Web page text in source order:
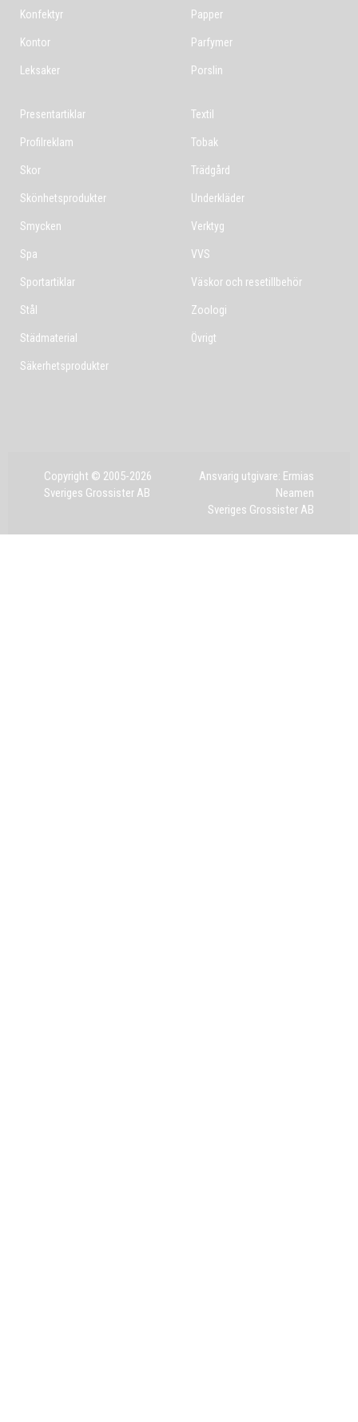
Konfektyr
Kontor
Leksaker
Papper
Parfymer
Porslin
Presentartiklar
Profilreklam
Skor
Skönhetsprodukter
Smycken
Spa
Sportartiklar
Stål
Städmaterial
Säkerhetsprodukter
Textil
Tobak
Trädgård
Underkläder
Verktyg
VVS
Väskor och resetillbehör
Zoologi
Övrigt
Copyright © 2005-2026
Sveriges Grossister AB
Ansvarig utgivare: Ermias
Neamen
Sveriges Grossister AB